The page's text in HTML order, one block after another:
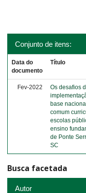
Conjunto de itens:
Data do
documento
Título
Fev-2022
Os desafios
base nacional
comum
escolas
ensino
de Ponte
SC
Busca facetada
Autor